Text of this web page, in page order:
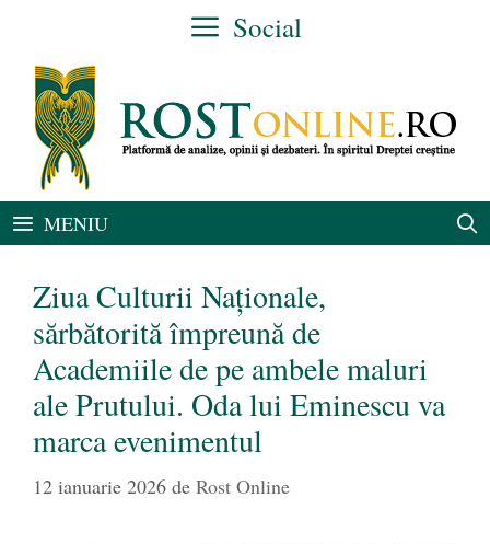
conținut
Social
MENIU
Ziua Culturii Naționale,
sărbătorită împreună de
Academiile de pe ambele maluri
ale Prutului. Oda lui Eminescu va
marca evenimentul
12 ianuarie 2026 de Rost Online